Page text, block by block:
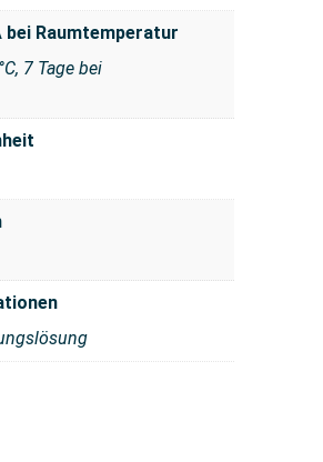
Raumtemperatur
7 Tage bei